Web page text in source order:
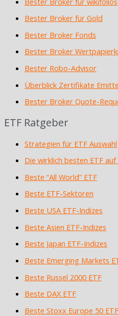
Bester Broker für Gold
Bester Broker Fonds
Bester Broker
Bester Robo-Advisor
Überblick Zertifikate
Bester Broker Quote-
ETF Ratgeber
Strategien für ETF Auswahl
Die wirklich besten ETF
Beste “All World” ETF
Beste ETF-Sektoren
Beste USA ETF-Indizes
Beste Asien ETF-Indizes
Beste Japan ETF-Indizes
Beste Emerging Markets
Beste Russel 2000 ETF
Beste DAX ETF
Beste Stoxx Europe 50 ETF